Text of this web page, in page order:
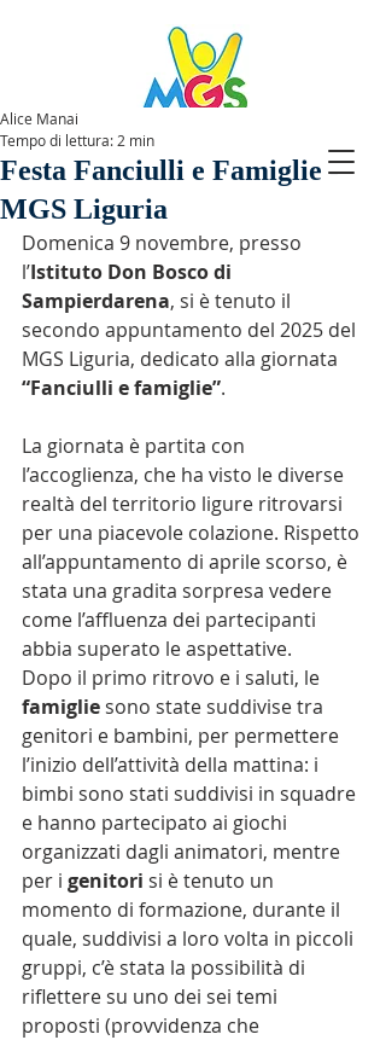
SPAZIOMGS
Festa Fanciulli e Famiglie -
MGS Liguria
Alice Manai
Tempo di lettura: 2 min
Domenica 9 novembre, presso
l’Istituto Don Bosco di
Sampierdarena, si è tenuto il
secondo appuntamento del 2025 del
MGS Liguria, dedicato alla giornata
“Fanciulli e famiglie”.
La giornata è partita con
l’accoglienza, che ha visto le diverse
realtà del territorio ligure ritrovarsi
per una piacevole colazione. Rispetto
all’appuntamento di aprile scorso, è
stata una gradita sorpresa vedere
come l’affluenza dei partecipanti
abbia superato le aspettative.
Dopo il primo ritrovo e i saluti, le
famiglie sono state suddivise tra
genitori e bambini, per permettere
l’inizio dell’attività della mattina: i
bimbi sono stati suddivisi in squadre
e hanno partecipato ai giochi
organizzati dagli animatori, mentre
per i genitori si è tenuto un
momento di formazione, durante il
quale, suddivisi a loro volta in piccoli
gruppi, c’è stata la possibilità di
riflettere su uno dei sei temi
proposti (provvidenza che